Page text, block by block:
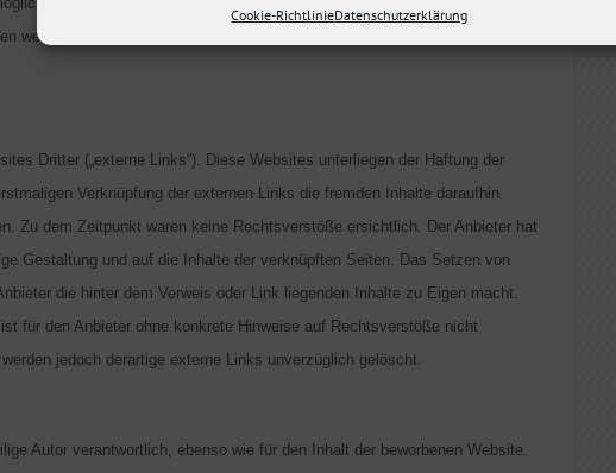
Cookie-RichtlinieDatenschutzerklärung
werden. Der Anbieter behält sich das Recht vor, sein Angebot jederzeit zu
Dritter („externe Links“). Diese Websites unterliegen der Haftung der
Verknüpfung der externen Links die fremden Inhalte daraufhin
Zu dem Zeitpunkt waren keine Rechtsverstöße ersichtlich. Der Anbieter hat
Gestaltung und auf die Inhalte der verknüpften Seiten. Das Setzen von
die hinter dem Verweis oder Link liegenden Inhalte zu Eigen macht.
für den Anbieter ohne konkrete Hinweise auf Rechtsverstöße nicht
jedoch derartige externe Links unverzüglich gelöscht.
Autor verantwortlich, ebenso wie für den Inhalt der beworbenen Website.